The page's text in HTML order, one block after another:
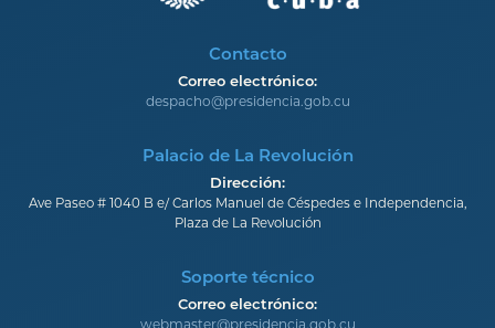
Contacto
Correo electrónico:
despacho@presidencia.gob.cu
Palacio de La Revolución
Dirección:
Ave Paseo # 1040 B e/ Carlos Manuel de Céspedes e Independencia,
Plaza de La Revolución
Soporte técnico
Correo electrónico:
webmaster@presidencia.gob.cu